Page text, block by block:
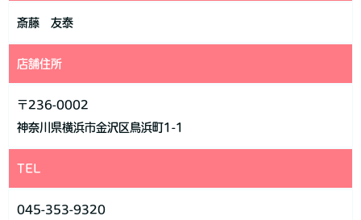
・法令に基づき開示することが必要である場合
当社は、個人情報の正確性及び安全性確保のために、セキュリテ
ィに万全の対策を講じています。
ご本人の照会
お客さまがご本人の個人情報の照会・修正・削除などをご希望さ
法令、規範の遵守と見直し
当社は、保有する個人情報に関して適用される日本の法令、その
斎藤 友泰
店舗住所
〒236-0002
神奈川県横浜市金沢区鳥浜町1-1
TEL
045-353-9320